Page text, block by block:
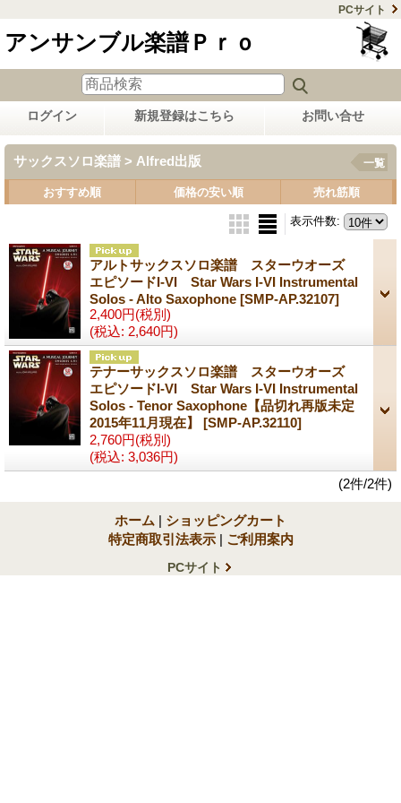
PCサイト
アンサンブル楽譜Ｐｒｏ
ログイン 新規登録はこちら お問い合せ
サックスソロ楽譜 > Alfred出版 一覧
おすすめ順 価格の安い順 売れ筋順
表示件数:
アルトサックスソロ楽譜 スターウオーズ
エピソードI-VI Star Wars I-VI Instrumental
Solos - Alto Saxophone [SMP-AP.32107]
2,400円(税別)
(税込: 2,640円)
テナーサックスソロ楽譜 スターウオーズ
エピソードI-VI Star Wars I-VI Instrumental
Solos - Tenor Saxophone【品切れ再版未定
2015年11月現在】 [SMP-AP.32110]
2,760円(税別)
(税込: 3,036円)
(2件/2件)
ホーム | ショッピングカート
特定商取引法表示 | ご利用案内
PCサイト